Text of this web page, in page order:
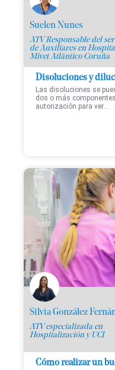
Suelen Nunes
ATV Responsable del
de Auxiliares en
Mivet Atlántico Coruña
Disoluciones y
Las disoluciones se
dos o más
autorización para ver...
Silvia González
ATV especializada en
Hospitalización y UCI
Cómo realizar un